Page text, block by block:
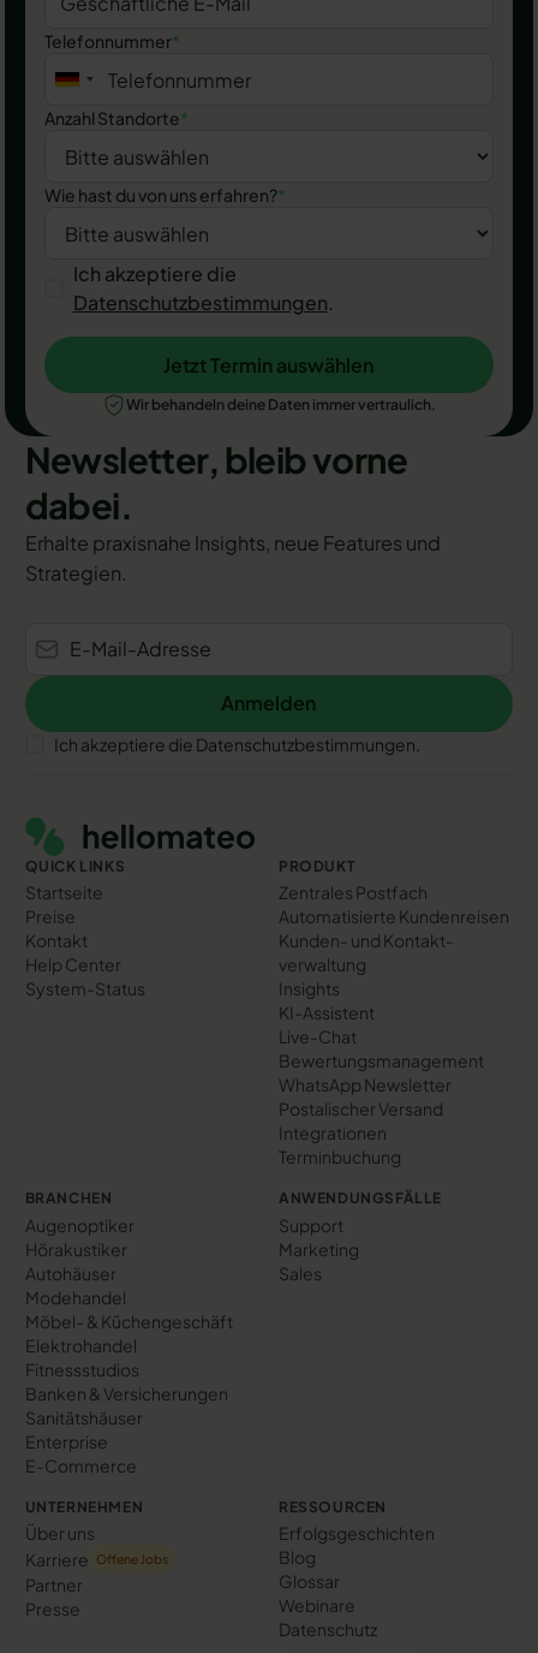
Telefonnummer*
Anzahl Standorte*
Wie hast du von uns erfahren?*
Ich akzeptiere die
Datenschutzbestimmungen.
Jetzt Termin auswählen
Jetzt Termin auswählen
Wir behandeln deine Daten immer vertraulich.
Newsletter, bleib vorne
dabei.
Erhalte praxisnahe Insights, neue Features und
Strategien.
Anmelden
Anmelden
Ich akzeptiere die Datenschutzbestimmungen.
QUICK LINKS
Startseite
Preise
Kontakt
Help Center
System-Status
PRODUKT
Zentrales Postfach
Automatisierte Kundenreisen
Kunden- und Kontakt­
verwaltung
Insights
KI-Assistent
Live-Chat
Bewertungs­management
WhatsApp Newsletter
Postalischer Versand
Integrationen
Terminbuchung
BRANCHEN
Augenoptiker
Hörakustiker
Autohäuser
Modehandel
Möbel- & Küchengeschäft
Elektrohandel
Fitnessstudios
Banken & Versicherungen
Sanitätshäuser
Enterprise
E-Commerce
ANWENDUNGSFÄLLE
Support
Marketing
Sales
UNTERNEHMEN
Über uns
Karriere
Offene Jobs
Partner
Presse
RESSOURCEN
Erfolgs­geschichten
Blog
Glossar
Webinare
Datenschutz